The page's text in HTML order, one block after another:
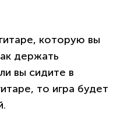
которую вы
держать
вы сидите в
то игра будет